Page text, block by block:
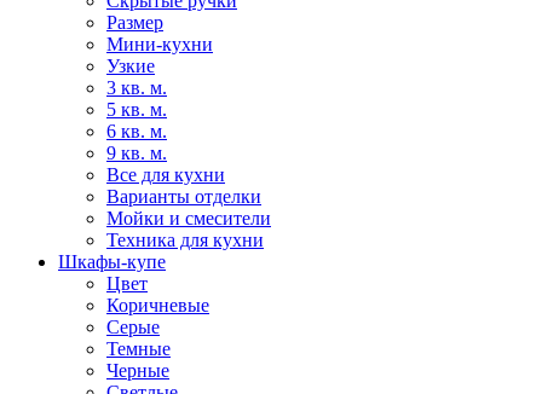
Размер
Мини-кухни
Узкие
3 кв. м.
5 кв. м.
6 кв. м.
9 кв. м.
Все для кухни
Варианты отделки
Мойки и смесители
Техника для кухни
Шкафы-купе
Цвет
Коричневые
Серые
Темные
Черные